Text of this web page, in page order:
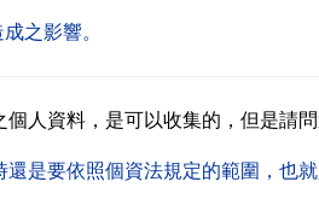
之影響。
人資料，是可以收集的，但是請
是要依照個資法規定的範圍，也